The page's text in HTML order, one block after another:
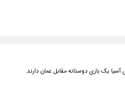
یک بازی دوستانه مقابل عمان دارند.